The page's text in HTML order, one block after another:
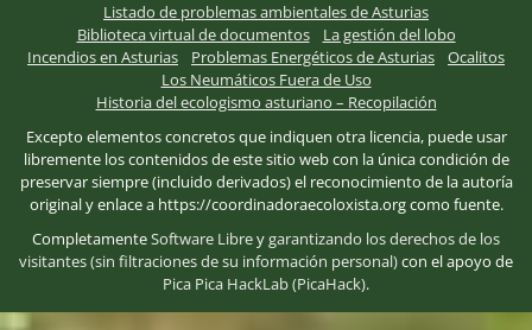
Listado de problemas ambientales de Asturias
Biblioteca virtual de documentos
La gestión del lobo
Incendios en Asturias
Problemas Energéticos de Asturias
Ocalitos
Los Neumáticos Fuera de Uso
Historia del ecologismo asturiano – Recopilación
Excepto elementos concretos que indiquen otra licencia, puede usar
libremente los contenidos de este sitio web con la única condición de
preservar siempre (incluido derivados) el reconocimiento de la autoría
original y enlace a https://coordinadoraecoloxista.org como fuente.
CompletamenteSoftware Libreygarantizando los derechos de los
visitantes (sin filtraciones de su información personal)con el apoyo de
Pica Pica HackLab (PicaHack).